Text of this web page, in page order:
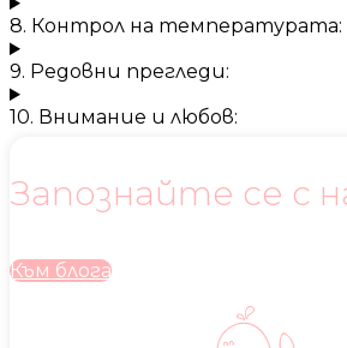
8. Контрол на температурата:
9. Редовни прегледи:
10. Внимание и любов:
Запознайте се с
Към блога